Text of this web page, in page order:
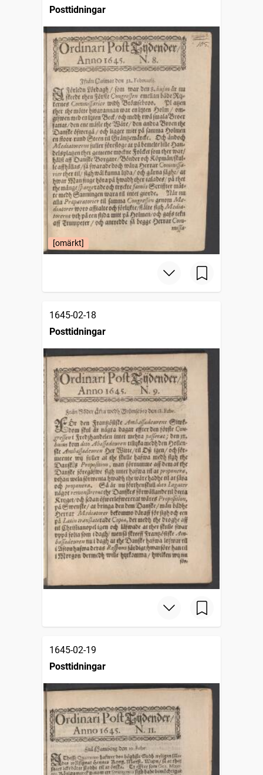
Posttidningar
[omärkt]
1645-02-18
Posttidningar
1645-02-19
Posttidningar